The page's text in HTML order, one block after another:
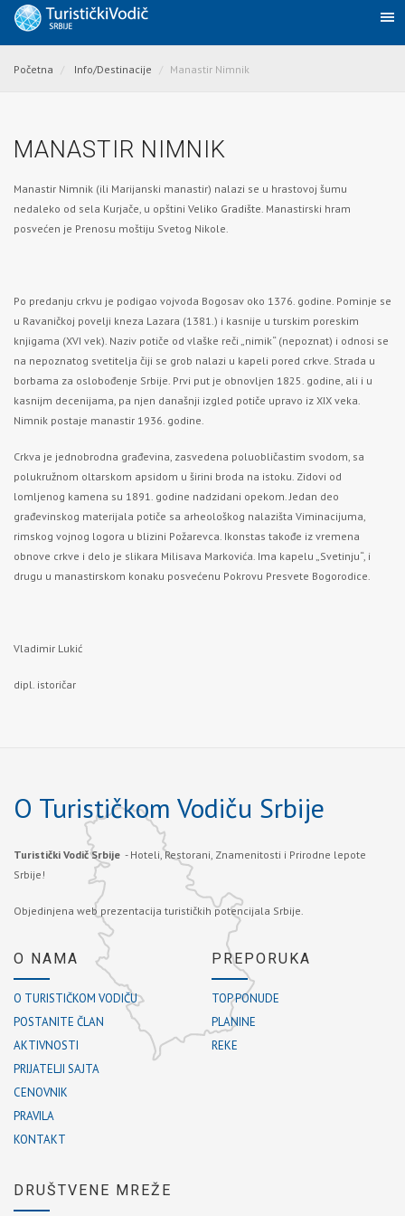
Početna Info/Destinacije Manastir Nimnik
MANASTIR NIMNIK
Manastir Nimnik (ili Marijanski manastir) nalazi se u hrastovoj šumu
nedaleko od sela Kurjače, u opštini Veliko Gradište. Manastirski hram
posvećen je Prenosu moštiju Svetog Nikole.
Po predanju crkvu je podigao vojvoda Bogosav oko 1376. godine. Pominje se
u Ravaničkoj povelji kneza Lazara (1381.) i kasnije u turskim poreskim
knjigama (XVI vek). Naziv potiče od vlaške reči „nimik“ (nepoznat) i odnosi se
na nepoznatog svetitelja čiji se grob nalazi u kapeli pored crkve. Strada u
borbama za oslobođenje Srbije. Prvi put je obnovljen 1825. godine, ali i u
kasnijm decenijama, pa njen današnji izgled potiče upravo iz XIX veka.
Nimnik postaje manastir 1936. godine.
Crkva je jednobrodna građevina, zasvedena poluobličastim svodom, sa
polukružnom oltarskom apsidom u širini broda na istoku. Zidovi od
lomljenog kamena su 1891. godine nadzidani opekom. Jedan deo
građevinskog materijala potiče sa arheološkog nalazišta Viminacijuma,
rimskog vojnog logora u blizini Požarevca. Ikonstas takođe iz vremena
obnove crkve i delo je slikara Milisava Markovića. Ima kapelu „Svetinju“, i
drugu u manastirskom konaku posvećenu Pokrovu Presvete Bogorodice.
Vladimir Lukić
dipl. istoričar
O Turističkom Vodiču Srbije
Turistički Vodič Srbije - Hoteli, Restorani, Znamenitosti i Prirodne lepote
Srbije!
Objedinjena web prezentacija turističkih potencijala Srbije.
O NAMA
O TURISTIČKOM VODIČU
POSTANITE ČLAN
AKTIVNOSTI
PRIJATELJI SAJTA
CENOVNIK
PRAVILA
KONTAKT
PREPORUKA
TOP PONUDE
PLANINE
REKE
DRUŠTVENE MREŽE